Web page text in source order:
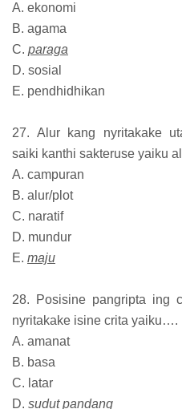
A. ekonomi
B. agama
C. paraga
D. sosial
E. pendhidhikan
27. Alur kang nyritakake
saiki kanthi sakteruse yaiku
A. campuran
B. alur/plot
C. naratif
D. mundur
E. maju
28. Posisine pangripta ing
nyritakake isine crita yaiku….
A. amanat
B. basa
C. latar
D. sudut pandang